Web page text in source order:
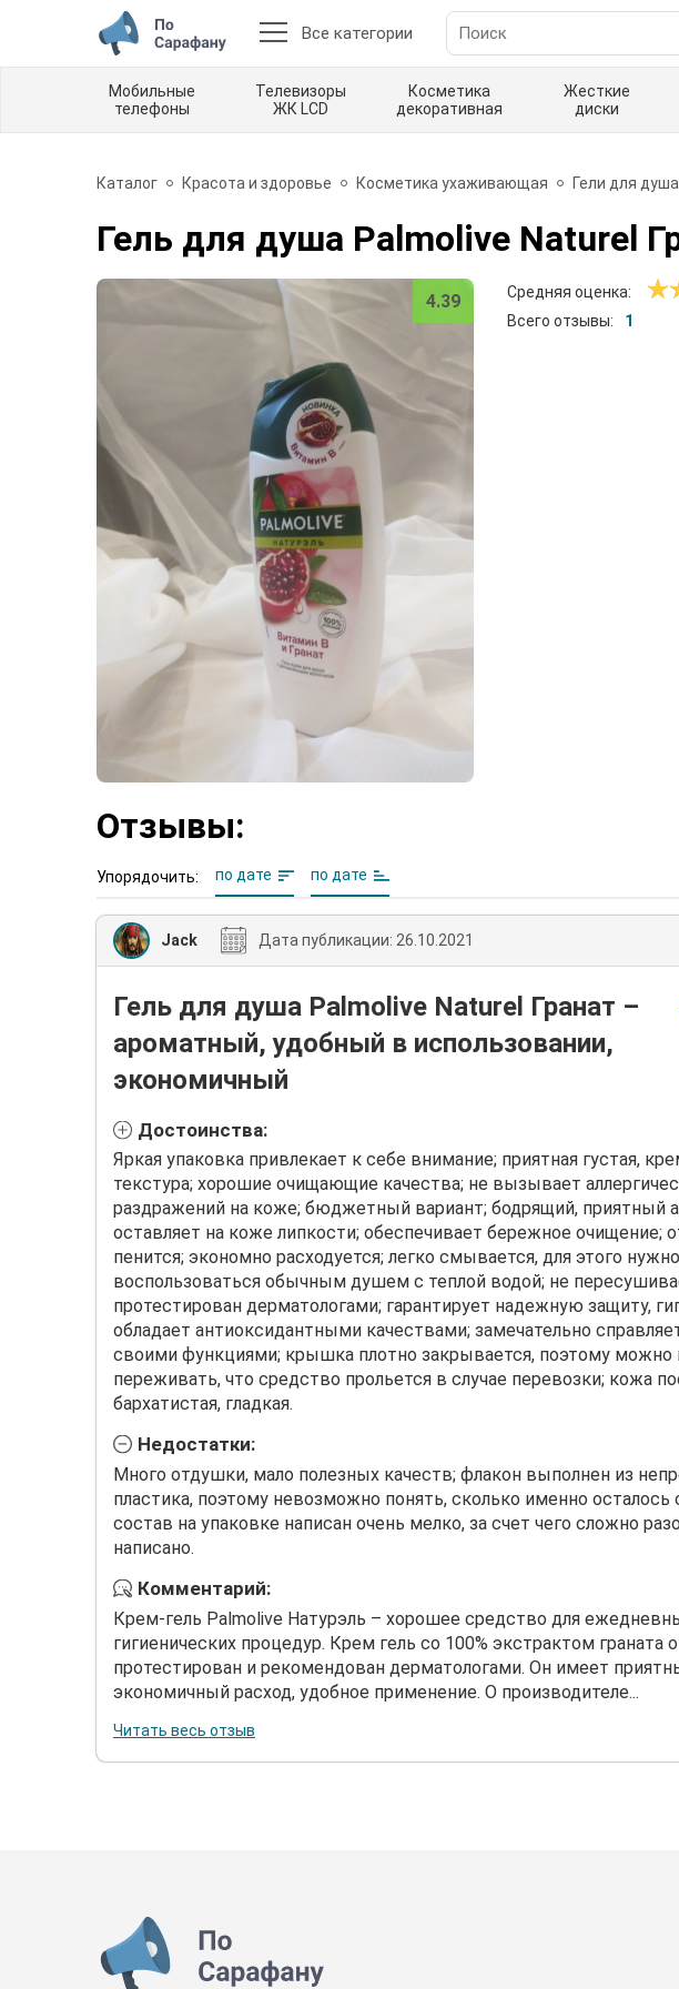
Все категории
Мобильные
телефоны
Телевизоры
ЖК LCD
Косметика
декоративная
Жесткие
диски
Каталог Красота и здоровье Косметика ухаживающая Гели для душа
Гель для душа Palmolive Naturel
4.39
Средняя оценка:
Всего отзывы:
1
Отзывы:
Упорядочить: по дате по дате
Jack Дата публикации: 26.10.2021
Гель для душа Palmolive Naturel Гранат –
ароматный, удобный в использовании,
экономичный
Достоинства:
Яркая упаковка привлекает к себе внимание; приятная густая,
текстура; хорошие очищающие качества; не вызывает
раздражений на коже; бюджетный вариант; бодрящий, приятный
оставляет на коже липкости; обеспечивает бережное очищение;
пенится; экономно расходуется; легко смывается, для этого
воспользоваться обычным душем с теплой водой; не
протестирован дерматологами; гарантирует надежную защиту,
обладает антиоксидантными качествами; замечательно
своими функциями; крышка плотно закрывается, поэтому можно
переживать, что средство прольется в случае перевозки; кожа
бархатистая, гладкая.
Недостатки:
Много отдушки, мало полезных качеств; флакон выполнен из
пластика, поэтому невозможно понять, сколько именно осталось
состав на упаковке написан очень мелко, за счет чего сложно
написано.
Комментарий:
Крем-гель Palmolive Натурэль – хорошее средство для
гигиенических процедур. Крем гель со 100% экстрактом граната
протестирован и рекомендован дерматологами. Он имеет
экономичный расход, удобное применение. О производителе...
Читать весь отзыв